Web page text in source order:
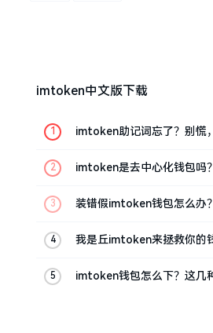
imtoken中文版下载
imtoken助记词忘了？别慌
imtoken是去中心化钱包吗
装错假imtoken钱包怎么办
我是丘imtoken来拯救你的
imtoken钱包怎么下？这几